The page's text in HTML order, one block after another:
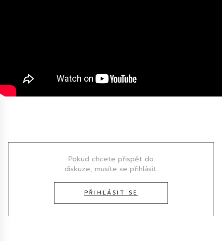
Pokud chcete přispět do
diskuze, musíte se přihlásit.
PŘIHLÁSIT SE